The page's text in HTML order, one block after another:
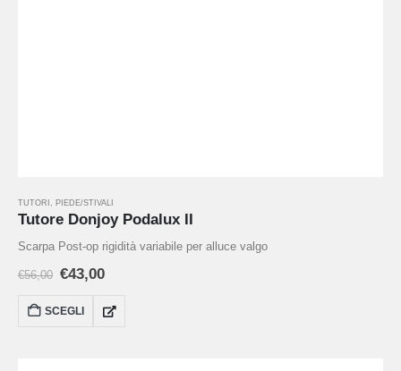
TUTORI PIEDE/STIVALI
Tutore Donjoy Podalux II
Scarpa Post-op rigidità variabile per alluce valgo
€56,00 €43,00
SCEGLI